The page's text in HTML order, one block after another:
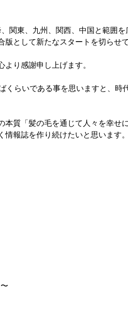
関東、九州、関西、中国と範囲を
として新たなスタートを切らせ
り感謝申し上げます。
くらいである事を思いますと、時
質「髪の毛を通じて人々を幸せ
報誌を作り続けたいと思います。